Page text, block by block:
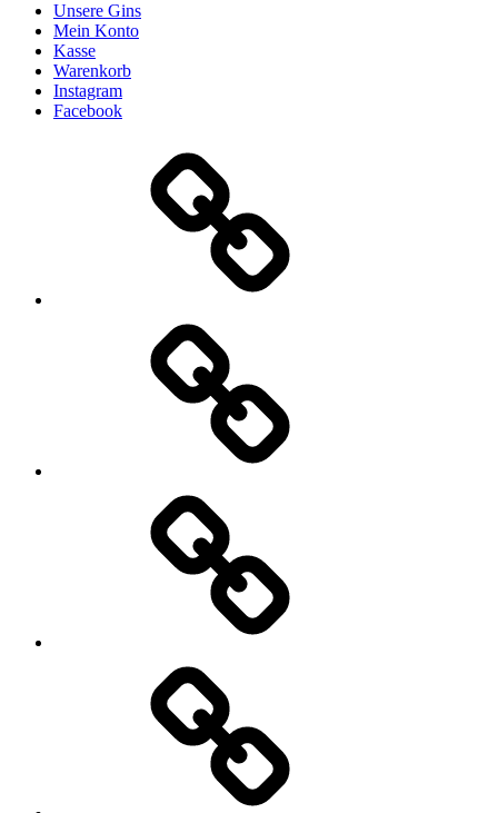
Unsere Gins
Mein Konto
Kasse
Warenkorb
Instagram
Facebook